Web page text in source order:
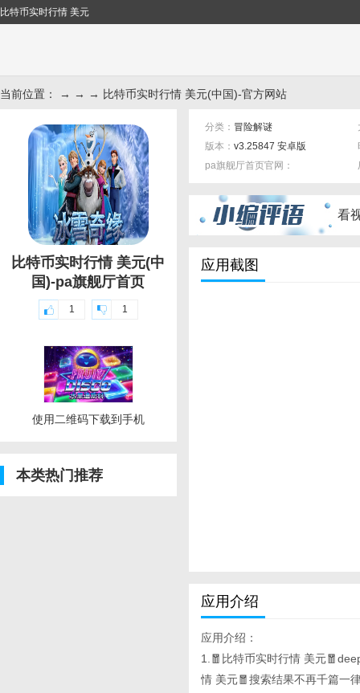
比特币实时行情 美元
当前位置： → → → 比特币实时行情 美元(中国)-官方网站
比特币实时行情 美元(中
国)-pa旗舰厅首页
1 1
使用二维码下载到手机
本类热门推荐
分类： 冒险解谜
版本： v3.25847 安卓版
pa旗舰厅首页官网：
看
应用截图
应用介绍
应用介绍：
1.🧧比特币实时行情 美元
情 美元🧧搜索结果不再千篇一